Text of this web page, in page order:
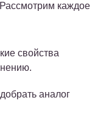
каждое
свойства
аналог